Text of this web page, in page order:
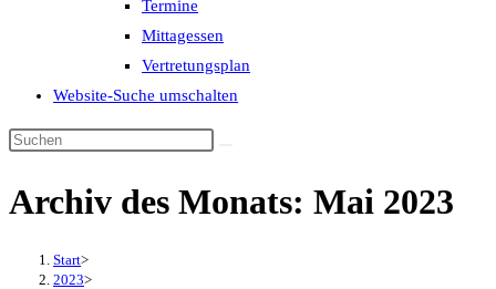
Termine
Mittagessen
Vertretungsplan
Website-Suche umschalten
Archiv des Monats: Mai 2023
Start>
2023>